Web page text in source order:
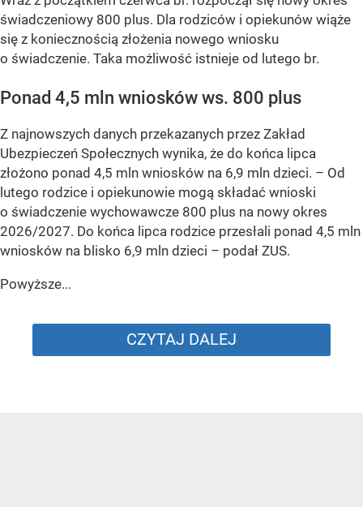
świadczeniowy 800 plus. Dla rodziców i opiekunów wiąże
się z koniecznością złożenia nowego wniosku
o świadczenie. Taka możliwość istnieje od lutego br.
Ponad 4,5 mln wniosków ws. 800 plus
Z najnowszych danych przekazanych przez Zakład
Ubezpieczeń Społecznych wynika, że do końca lipca
złożono ponad 4,5 mln wniosków na 6,9 mln dzieci. – Od
lutego rodzice i opiekunowie mogą składać wnioski
o świadczenie wychowawcze 800 plus na nowy okres
2026/2027. Do końca lipca rodzice przesłali ponad 4,5 mln
wniosków na blisko 6,9 mln dzieci – podał ZUS.
Powyższe...
CZYTAJ DALEJ